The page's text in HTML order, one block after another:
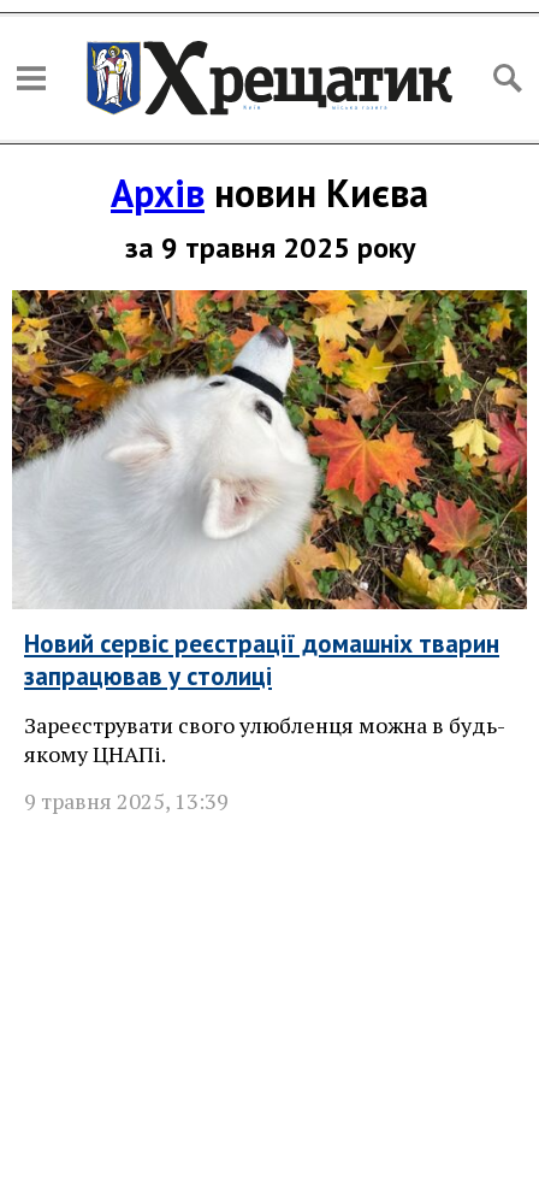
Архів новин Києва
за 9 травня 2025 року
Новий сервіс реєстрації домашніх тварин
запрацював у столиці
Зареєструвати свого улюбленця можна в будь-
якому ЦНАПі.
9 травня 2025, 13:39